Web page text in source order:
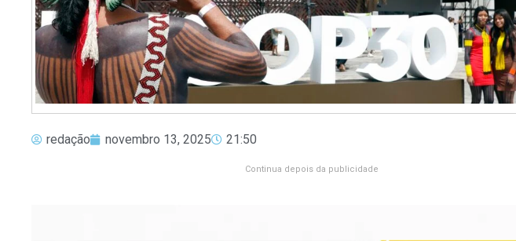
redação novembro 13, 2025 21:50
Continua depois da publicidade